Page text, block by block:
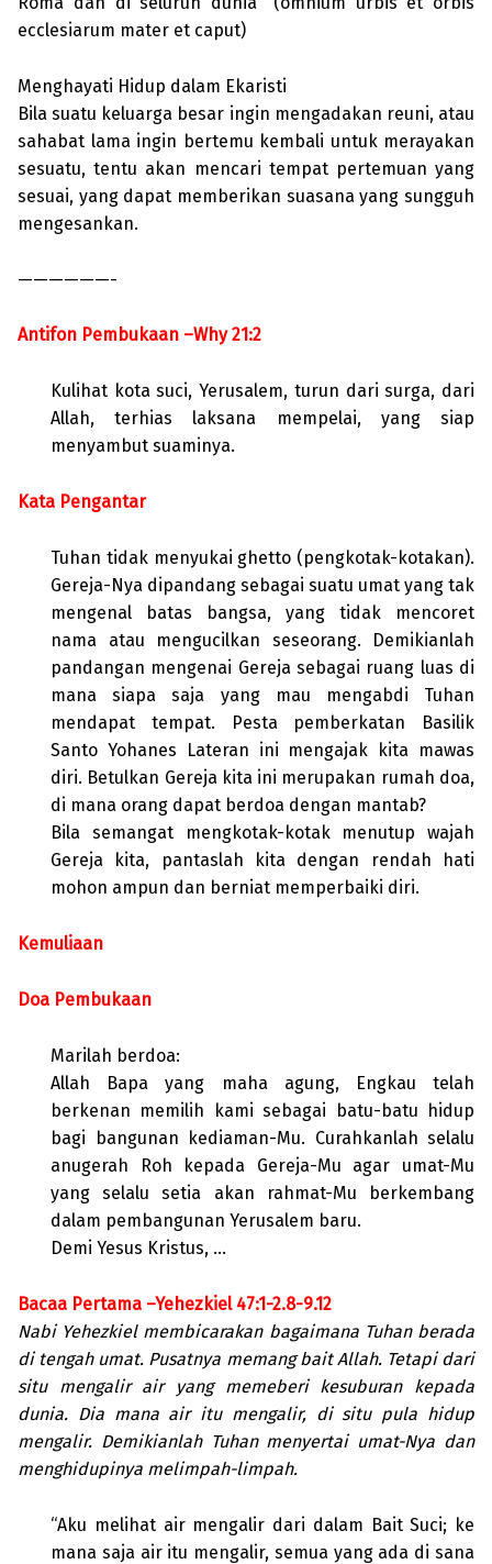
ecclesiarum mater et caput)
Menghayati Hidup dalam Ekaristi
Bila suatu keluarga besar ingin mengadakan reuni, atau
sahabat lama ingin bertemu kembali untuk merayakan
sesuatu, tentu akan mencari tempat pertemuan yang
sesuai, yang dapat memberikan suasana yang sungguh
mengesankan.
——————-
Antifon Pembukaan –Why 21:2
Kulihat kota suci, Yerusalem, turun dari surga, dari
Allah, terhias laksana mempelai, yang siap
menyambut suaminya.
Kata Pengantar
Tuhan tidak menyukai ghetto (pengkotak-kotakan).
Gereja-Nya dipandang sebagai suatu umat yang tak
mengenal batas bangsa, yang tidak mencoret
nama atau mengucilkan seseorang. Demikianlah
pandangan mengenai Gereja sebagai ruang luas di
mana siapa saja yang mau mengabdi Tuhan
mendapat tempat. Pesta pemberkatan Basilik
Santo Yohanes Lateran ini mengajak kita mawas
diri. Betulkan Gereja kita ini merupakan rumah doa,
di mana orang dapat berdoa dengan mantab?
Bila semangat mengkotak-kotak menutup wajah
Gereja kita, pantaslah kita dengan rendah hati
mohon ampun dan berniat memperbaiki diri.
Kemuliaan
Doa Pembukaan
Marilah berdoa:
Allah Bapa yang maha agung, Engkau telah
berkenan memilih kami sebagai batu-batu hidup
bagi bangunan kediaman-Mu. Curahkanlah selalu
anugerah Roh kepada Gereja-Mu agar umat-Mu
yang selalu setia akan rahmat-Mu berkembang
dalam pembangunan Yerusalem baru.
Demi Yesus Kristus, …
Bacaa Pertama –Yehezkiel 47:1-2.8-9.12
Nabi Yehezkiel membicarakan bagaimana Tuhan berada
di tengah umat. Pusatnya memang bait Allah. Tetapi dari
situ mengalir air yang memeberi kesuburan kepada
dunia. Dia mana air itu mengalir, di situ pula hidup
mengalir. Demikianlah Tuhan menyertai umat-Nya dan
menghidupinya melimpah-limpah.
“Aku melihat air mengalir dari dalam Bait Suci; ke
mana saja air itu mengalir, semua yang ada di sana